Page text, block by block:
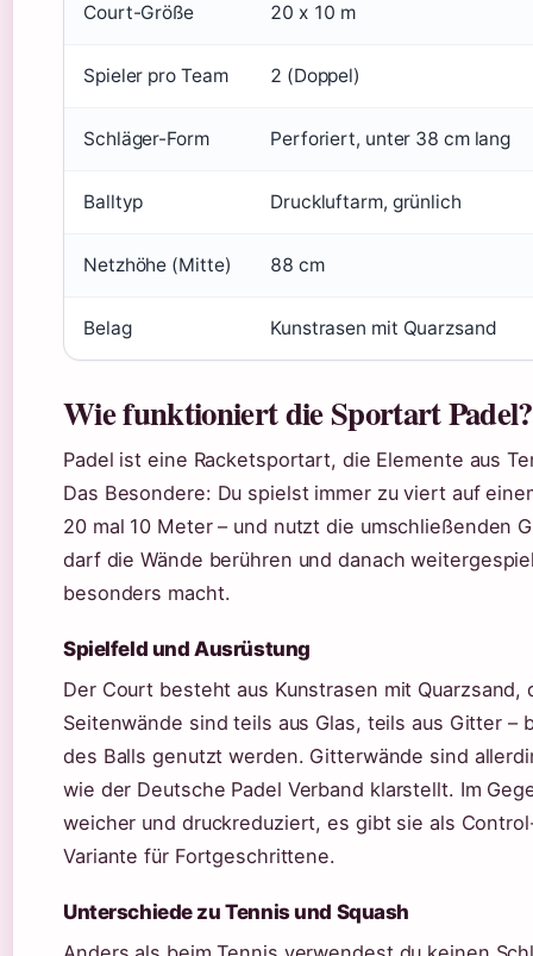
Court-Größe 20 x 10 m
Spieler pro Team 2 (Doppel)
Schläger-Form Perforiert, unter 38 cm lang
Balltyp Druckluftarm, grünlich
Netzhöhe (Mitte) 88 cm
Belag Kunstrasen mit Quarzsand
Wie funktioniert die Sportart Padel?
Padel ist eine Racketsportart, die Elemente aus
Das Besondere: Du spielst immer zu viert auf
20 mal 10 Meter – und nutzt die umschließenden
darf die Wände berühren und danach
besonders macht.
Spielfeld und Ausrüstung
Der Court besteht aus Kunstrasen mit
Seitenwände sind teils aus Glas, teils aus Gitter –
des Balls genutzt werden. Gitterwände sind
wie der Deutsche Padel Verband klarstellt. Im
weicher und druckreduziert, es gibt sie als
Variante für Fortgeschrittene.
Unterschiede zu Tennis und Squash